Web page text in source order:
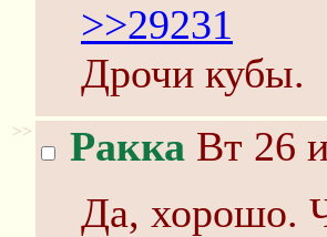
>>29231
Дрочи кубы.
>> Ракка Вт 26
Да, хорошо.